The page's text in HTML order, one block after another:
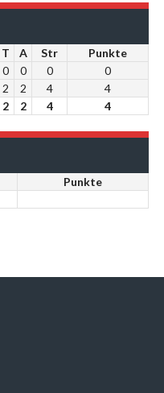
T A Str
Punkte
0 0 0
0
2 2 4
4
2 2 4 4
Punkte